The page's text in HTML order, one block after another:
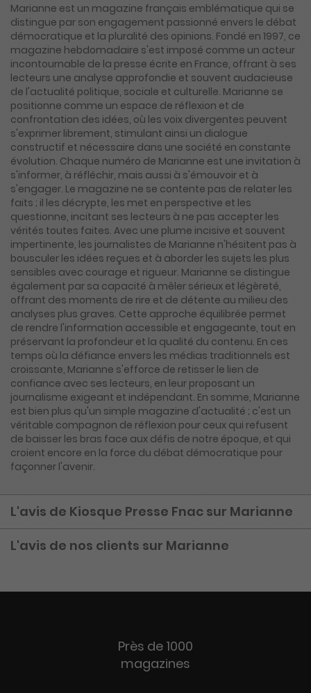
Marianne est un magazine français emblématique qui se
distingue par son engagement passionné envers le débat
démocratique et la pluralité des opinions. Fondé en 1997, ce
magazine hebdomadaire s'est imposé comme un acteur
incontournable de la presse écrite en France, offrant à ses
lecteurs une analyse approfondie et souvent audacieuse
de l'actualité politique, sociale et culturelle. Marianne se
positionne comme un espace de réflexion et de
confrontation des idées, où les voix divergentes peuvent
s'exprimer librement, stimulant ainsi un dialogue
constructif et nécessaire dans une société en constante
évolution. Chaque numéro de Marianne est une invitation à
s'informer, à réfléchir, mais aussi à s'émouvoir et à
s'engager. Le magazine ne se contente pas de relater les
faits ; il les décrypte, les met en perspective et les
questionne, incitant ses lecteurs à ne pas accepter les
vérités toutes faites. Avec une plume incisive et souvent
impertinente, les journalistes de Marianne n'hésitent pas à
bousculer les idées reçues et à aborder les sujets les plus
sensibles avec courage et rigueur. Marianne se distingue
également par sa capacité à mêler sérieux et légèreté,
offrant des moments de rire et de détente au milieu des
analyses plus graves. Cette approche équilibrée permet
de rendre l'information accessible et engageante, tout en
préservant la profondeur et la qualité du contenu. En ces
temps où la défiance envers les médias traditionnels est
croissante, Marianne s'efforce de retisser le lien de
confiance avec ses lecteurs, en leur proposant un
journalisme exigeant et indépendant. En somme, Marianne
est bien plus qu'un simple magazine d'actualité ; c'est un
véritable compagnon de réflexion pour ceux qui refusent
de baisser les bras face aux défis de notre époque, et qui
croient encore en la force du débat démocratique pour
façonner l'avenir.
L'avis de Kiosque Presse Fnac sur Marianne
L'avis de nos clients sur Marianne
Près de 1000
magazines